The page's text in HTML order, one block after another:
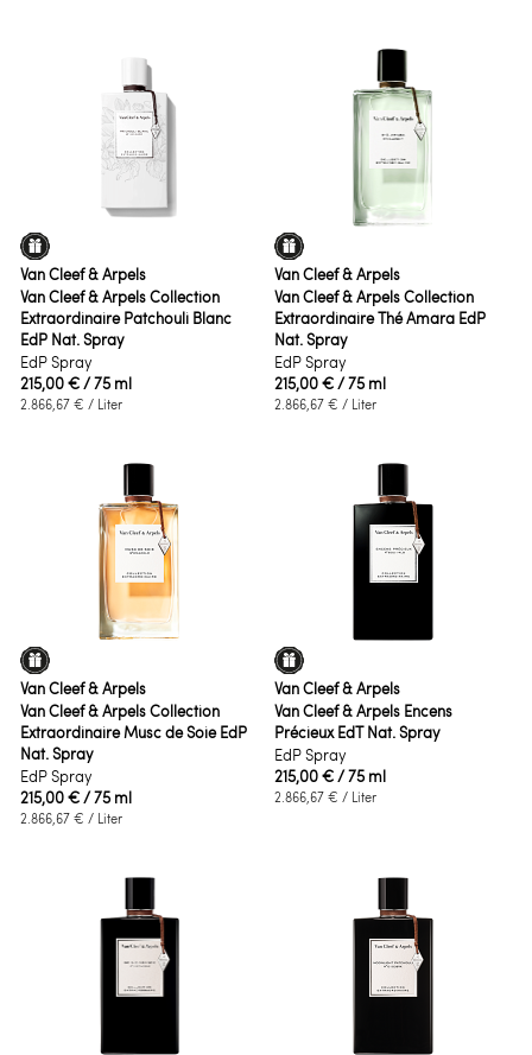
Van Cleef & Arpels
Van Cleef & Arpels Collection
Extraordinaire Patchouli Blanc
EdP Nat. Spray
EdP Spray
215,00 €/ 75 ml
2.866,67 € / Liter
Van Cleef & Arpels
Van Cleef & Arpels Collection
Extraordinaire Thé Amara EdP
Nat. Spray
EdP Spray
215,00 €/ 75 ml
2.866,67 € / Liter
Van Cleef & Arpels
Van Cleef & Arpels Collection
Extraordinaire Musc de Soie EdP
Nat. Spray
EdP Spray
215,00 €/ 75 ml
2.866,67 € / Liter
Van Cleef & Arpels
Van Cleef & Arpels Encens
Précieux EdT Nat. Spray
EdP Spray
215,00 €/ 75 ml
2.866,67 € / Liter